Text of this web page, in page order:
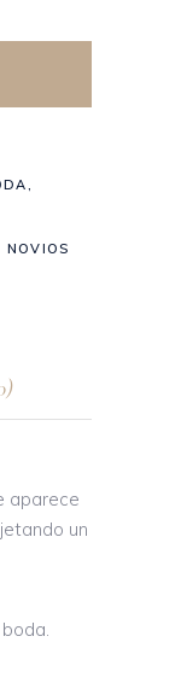
,
NOVIOS
aparece
un